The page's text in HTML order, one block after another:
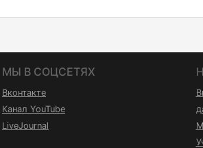
МЫ В СОЦСЕТЯХ
Вконтакте
Канал YouTube
LiveJournal